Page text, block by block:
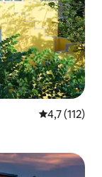
Prosječna
4,7 (112)